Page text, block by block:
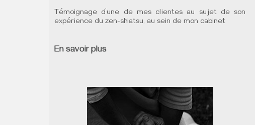
Témoignage d’une de mes clientes au sujet de son
expérience du zen-shiatsu, au sein de mon cabinet
En savoir plus